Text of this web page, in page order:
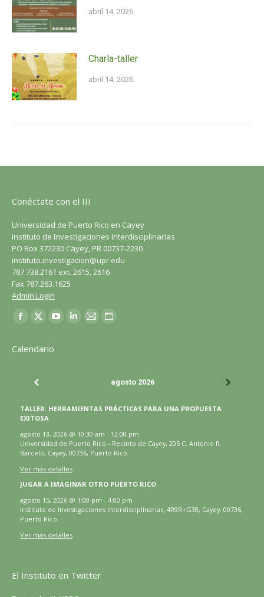
abril 14, 2026
Charla-taller
abril 14, 2026
Conéctate con el III
Universidad de Puerto Rico en Cayey
Instituto de Investigaciones Interdisciplinarias
PO Box 372230 Cayey, PR 00737-2230
instituto.investigacion@upr.edu
787.738.2161 ext. 2615, 2616
Fax 787.263.1625
Admin Login
Encuéntranos en:
Facebook
se
ventana
nueva
X
se
en
ventana
nueva
YouTube
nueva
LinkedIn
nueva
Correo
nueva
Sitio
abre
ventana
nueva
Calendario
agosto 2026
TALLER: HERRAMIENTAS PRÁCTICAS PARA UNA PROPUESTA
EXITOSA
agosto 13, 2026 @ 10:30 am - 12:00 pm
Universidad de Puerto Rico - Recinto de Cayey, 205 C. Antonio R.
Barceló, Cayey, 00736, Puerto Rico
Ver más detalles
JUGAR A IMAGINAR OTRO PUERTO RICO
agosto 15, 2026 @ 1:00 pm - 4:00 pm
Instituto de Investigaciones Interdisciplinarias, 4R9R+G38, Cayey, 00736,
Puerto Rico
Ver más detalles
El Instituto en Twitter